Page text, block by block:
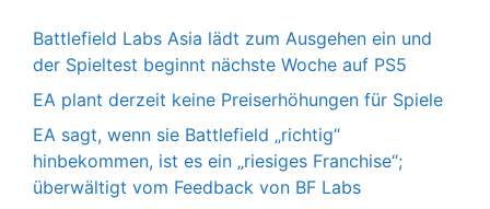
Battlefield Labs Asia lädt zum Ausgehen ein und
der Spieltest beginnt nächste Woche auf PS5
EA plant derzeit keine Preiserhöhungen für Spiele
EA sagt, wenn sie Battlefield „richtig“
hinbekommen, ist es ein „riesiges Franchise“;
überwältigt vom Feedback von BF Labs